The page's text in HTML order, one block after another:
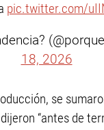
pic.twitter.com/
18, 2026
se
“antes de